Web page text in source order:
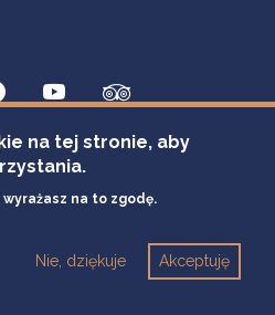
na tej stronie, aby
wyrażasz na to zgodę.
Akceptuję
Nie, dziękuje